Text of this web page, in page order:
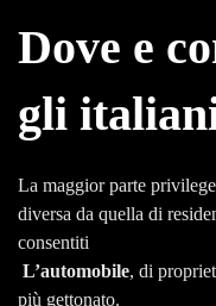
Dove e
gli
La maggior parte
diversa da quella di
consentiti
L’automobile, di
più gettonato.